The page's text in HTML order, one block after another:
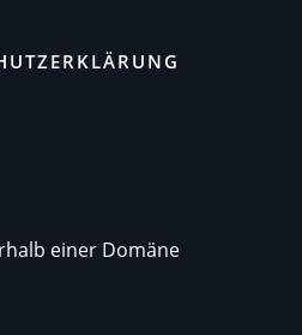
einer Domäne